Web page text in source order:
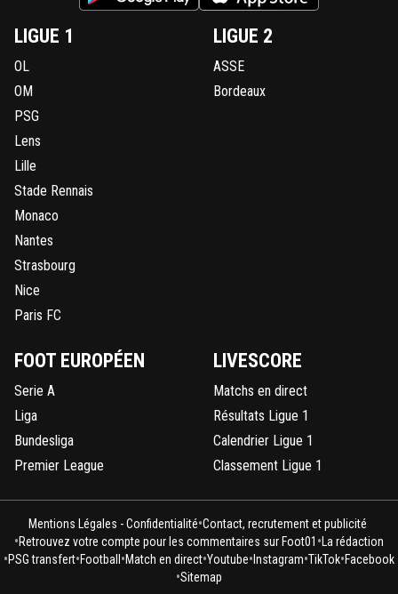
LIGUE 1
OL
OM
PSG
Lens
Lille
Stade Rennais
Monaco
Nantes
Strasbourg
Nice
Paris FC
LIGUE 2
ASSE
Bordeaux
FOOT EUROPÉEN
Serie A
Liga
Bundesliga
Premier League
LIVESCORE
Matchs en direct
Résultats Ligue 1
Calendrier Ligue 1
Classement Ligue 1
Mentions Légales - Confidentialité•Contact, recrutement et publicité
•Retrouvez votre compte pour les commentaires sur Foot01 •La rédaction
•PSG transfert•Football •Match en direct•Youtube• Instagram•TikTok•Facebook
•Sitemap